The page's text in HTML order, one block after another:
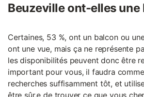
Beuzeville ont-elles une
Certaines, 53 %, ont un balcon ou
ont une vue, mais ça ne représente
les disponibilités peuvent donc être
important pour vous, il faudra
recherches suffisamment tôt, et
être sûr.e de trouver ce que vous